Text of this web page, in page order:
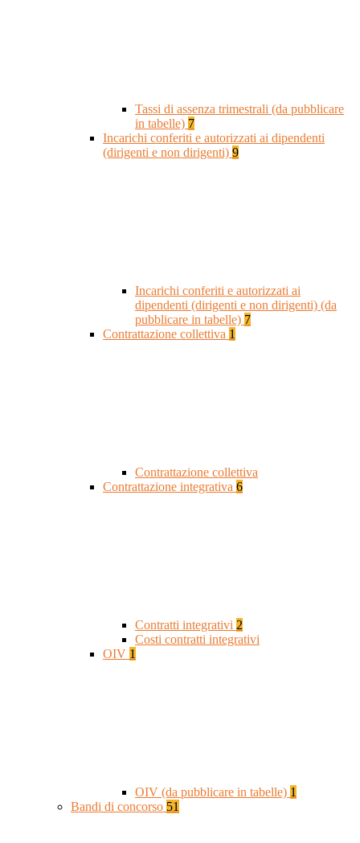
Tassi di assenza trimestrali (da pubblicare
in tabelle) 7
Incarichi conferiti e autorizzati ai dipendenti
(dirigenti e non dirigenti) 9
Incarichi conferiti e autorizzati ai
dipendenti (dirigenti e non dirigenti) (da
pubblicare in tabelle) 7
Contrattazione collettiva 1
Contrattazione collettiva
Contrattazione integrativa 6
Contratti integrativi 2
Costi contratti integrativi
OIV 1
OIV (da pubblicare in tabelle) 1
Bandi di concorso 51